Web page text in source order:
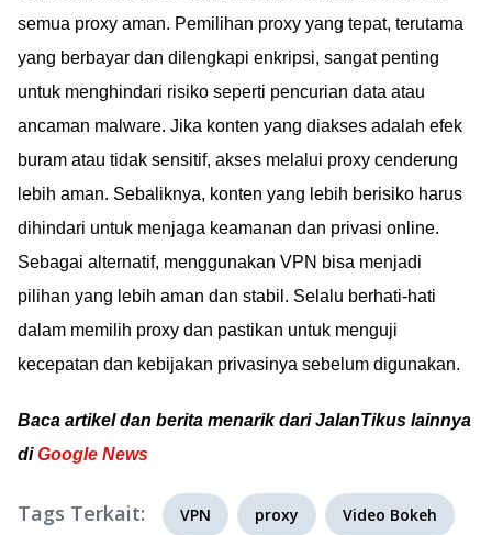
semua proxy aman. Pemilihan proxy yang tepat, terutama
yang berbayar dan dilengkapi enkripsi, sangat penting
untuk menghindari risiko seperti pencurian data atau
ancaman malware. Jika konten yang diakses adalah efek
buram atau tidak sensitif, akses melalui proxy cenderung
lebih aman. Sebaliknya, konten yang lebih berisiko harus
dihindari untuk menjaga keamanan dan privasi online.
Sebagai alternatif, menggunakan VPN bisa menjadi
pilihan yang lebih aman dan stabil. Selalu berhati-hati
dalam memilih proxy dan pastikan untuk menguji
kecepatan dan kebijakan privasinya sebelum digunakan.
Baca artikel dan berita menarik dari JalanTikus lainnya
diGoogle News
Tags Terkait: VPN proxy Video Bokeh